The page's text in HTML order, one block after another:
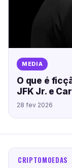
MEDIA
O que é
JFK Jr. e
28 fev 2026
CRIPTOMOEDAS